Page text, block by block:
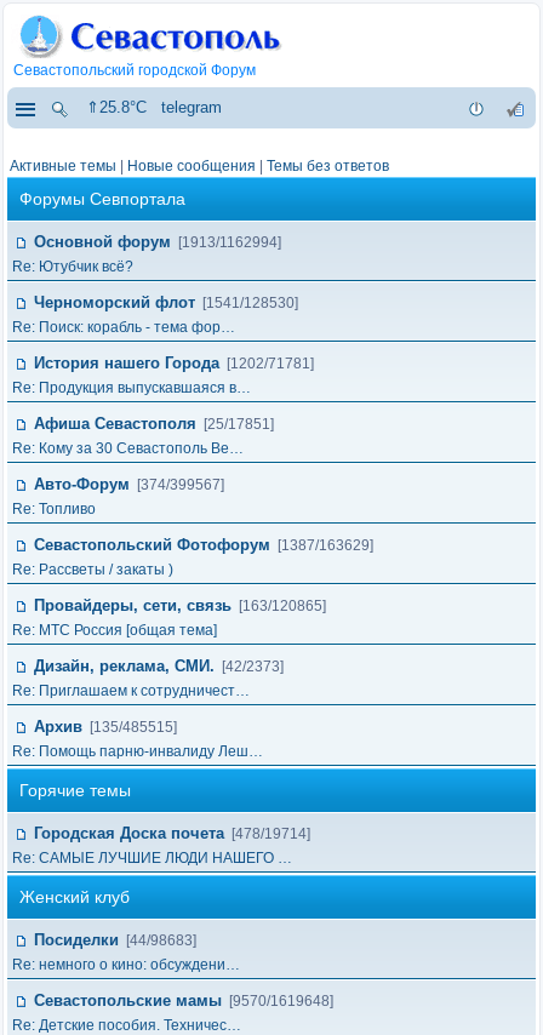
Севастопольский городской Форум
⇑25.8°C telegram
Активные темы Новые сообщения Темы без ответов
Форумы Севпортала
Основной форум
[1913/1162994]
Re: Ютубчик всё?
Черноморский флот [1541/128530]
Re: Поиск: корабль - тема фор…
История нашего Города [1202/71781]
Re: Продукция выпускавшаяся в…
Афиша Севастополя
[25/17851]
Re: Кому за 30 Севастополь Ве…
Авто-Форум
[374/399567]
Re: Топливо
Севастопольский Фотофорум
[1387/163629]
Re: Рассветы / закаты )
Провайдеры, сети, связь [163/120865]
Re: МТС Россия [общая тема]
Дизайн, реклама, СМИ.
[42/2373]
Re: Приглашаем к сотрудничест…
Архив [135/485515]
Re: Помощь парню-инвалиду Леш…
Горячие темы
Городская Доска почета [478/19714]
Re: САМЫЕ ЛУЧШИЕ ЛЮДИ НАШЕГО …
Женский клуб
Посиделки
[44/98683]
Re: немного о кино: обсуждени…
Севастопольские мамы [9570/1619648]
Re: Детские пособия. Техничес…